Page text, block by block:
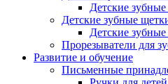
Детские
Детские зубные
Детские
Прорезыватели для
Развитие и обучение
Письменные